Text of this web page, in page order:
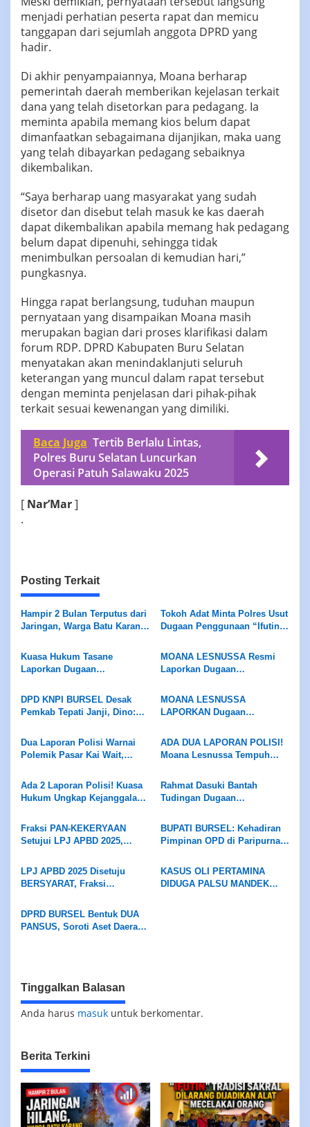
menjadi perhatian peserta rapat dan memicu
tanggapan dari sejumlah anggota DPRD yang
hadir.
Di akhir penyampaiannya, Moana berharap
pemerintah daerah memberikan kejelasan terkait
dana yang telah disetorkan para pedagang. Ia
meminta apabila memang kios belum dapat
dimanfaatkan sebagaimana dijanjikan, maka uang
yang telah dibayarkan pedagang sebaiknya
dikembalikan.
“Saya berharap uang masyarakat yang sudah
disetor dan disebut telah masuk ke kas daerah
dapat dikembalikan apabila memang hak pedagang
belum dapat dipenuhi, sehingga tidak
menimbulkan persoalan di kemudian hari,”
pungkasnya.
Hingga rapat berlangsung, tuduhan maupun
pernyataan yang disampaikan Moana masih
merupakan bagian dari proses klarifikasi dalam
forum RDP. DPRD Kabupaten Buru Selatan
menyatakan akan menindaklanjuti seluruh
keterangan yang muncul dalam rapat tersebut
dengan meminta penjelasan dari pihak-pihak
terkait sesuai kewenangan yang dimiliki.
Baca Juga Tertib Berlalu Lintas,
Polres Buru Selatan Luncurkan
Operasi Patuh Salawaku 2025
[ Nar’Mar]
.
Posting Terkait
Hampir 2 Bulan Terputus dari
Jaringan, Warga Batu Karang
Bertindak
Tokoh Adat Minta Polres Usut
Dugaan Penggunaan “Ifutin”,
Dijadikan Alat Mencelakai
Orang
Kuasa Hukum Tasane
Laporkan Dugaan
Waris Minta Kasus Diproses
Sesuai Hukum
MOANA LESNUSSA Resmi
Laporkan Dugaan
Anggota DPRD ke BK
DPD KNPI BURSEL Desak
Pemkab Tepati Janji, Dino:
MOANA LESNUSSA
LAPORKAN Dugaan
Anggota DPRD ke BK, Ketua
DPRD Pastikan Diproses
Dua Laporan Polisi Warnai
Polemik Pasar Kai Wait,
CABUT LAPORAN, Kuasa
Hukum Desak Pengusutan
hingga Pansus DPRD Bekerja
ADA DUA LAPORAN POLISI!
Moana Lesnussa Tempuh
Dugaan Keterlibatan Oknum
DPRD
Ada 2 Laporan Polisi! Kuasa
Hukum Ungkap Kejanggalan
Rahmat Dasuki Bantah
Tudingan Dugaan
Rp4 Miliar, Persilakan APH
Usut Tuntas
Fraksi PAN-KEKERYAAN
Setujui LPJ APBD 2025,
Pendidikan dan Tuntaskan
Jalan Ambalau
BUPATI BURSEL: Kehadiran
Pimpinan OPD di Paripurna
LPJ APBD 2025 Disetuju
BERSYARAT, Fraksi
Beberkan Belasan Catatan
Kritis
KASUS OLI PERTAMINA
DIDUGA PALSU MANDEK
DPRD BURSEL Bentuk DUA
PANSUS, Soroti Aset Daerah
Tinggalkan Balasan
Anda harus masuk untuk berkomentar.
Berita Terkini